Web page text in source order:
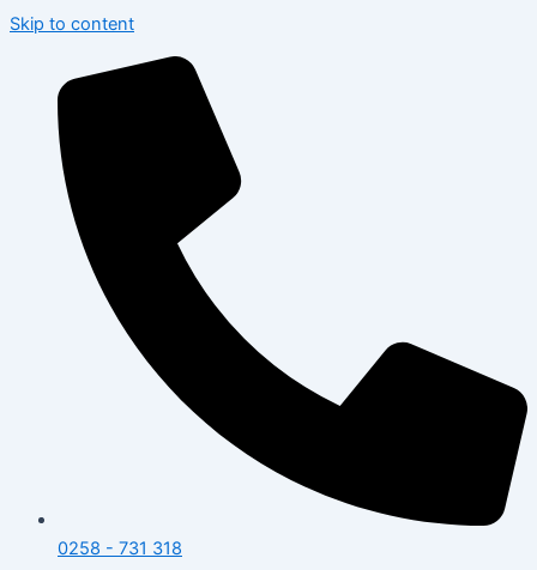
Skip to content
0258 - 731 318